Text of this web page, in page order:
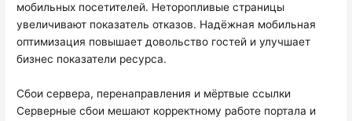
мобильных посетителей. Неторопливые страницы
увеличивают показатель отказов. Надёжная мобильная
оптимизация повышает довольство гостей и улучшает
бизнес показатели ресурса.
Сбои сервера, перенаправления и мёртвые ссылки
Серверные сбои мешают корректному работе портала и